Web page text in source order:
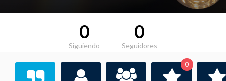
0
Siguiendo
0
Seguidores
0